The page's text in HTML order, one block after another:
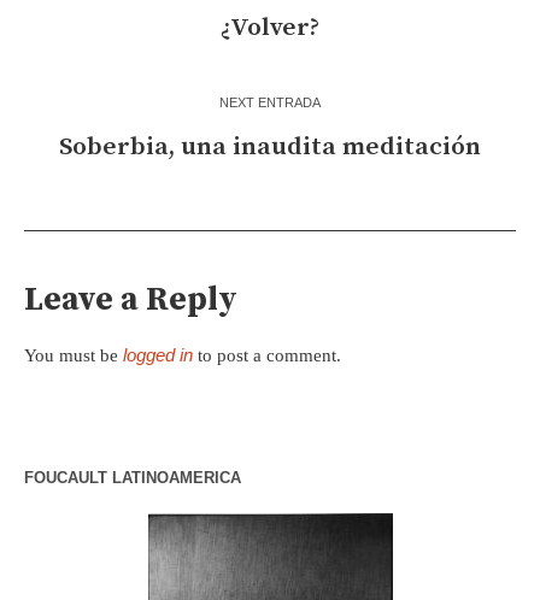
¿Volver?
NEXT ENTRADA
Soberbia, una inaudita meditación
Leave a Reply
You must be logged in to post a comment.
FOUCAULT LATINOAMERICA